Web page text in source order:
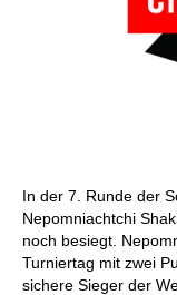
In der 7. Runde der
Nepomniachtchi
noch besiegt.
Turniertag mit zwei
sichere Sieger der